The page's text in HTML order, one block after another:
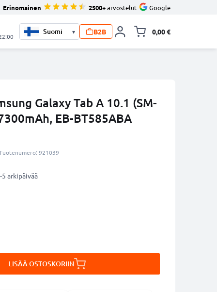
Erinomainen 2500+arvostelut Google
▾ B2B 0,00 €
Galaxy Tab A 10.1 (SM-
EB-BT585ABA
921039
arkipäivää
LISÄÄ OSTOSKORIIN